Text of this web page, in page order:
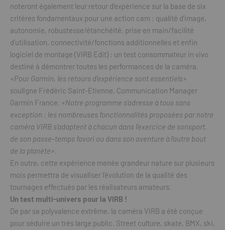
noteront également leur retour d’expérience sur la base de six
critères fondamentaux pour une action cam : qualité d’image,
autonomie, robustesse/étanchéité, prise en main/facilité
d’utilisation, connectivité/fonctions additionnelles et enfin
logiciel de montage (VIRB Edit) : un test consommateur in vivo
destiné à démontrer toutes les performances de la caméra.
«Pour Garmin, les retours d’expérience sont essentiels»
souligne Frédéric Saint-Etienne, Communication Manager
Garmin France. «Notre programme s’adresse à tous sans
exception : les nombreuses fonctionnalités proposées par notre
caméra VIRB s’adaptent à chacun dans l’exercice de sonsport,
de son passe-temps favori ou dans son aventure à l’autre bout
de la planète».
En outre, cette expérience menée grandeur nature sur plusieurs
mois permettra de visualiser l’évolution de la qualité des
tournages effectués par les réalisateurs amateurs.
Un test multi-univers pour la VIRB !
De par sa polyvalence extrême, la caméra VIRB a été conçue
pour séduire un très large public. Street culture, skate, BMX, ski,